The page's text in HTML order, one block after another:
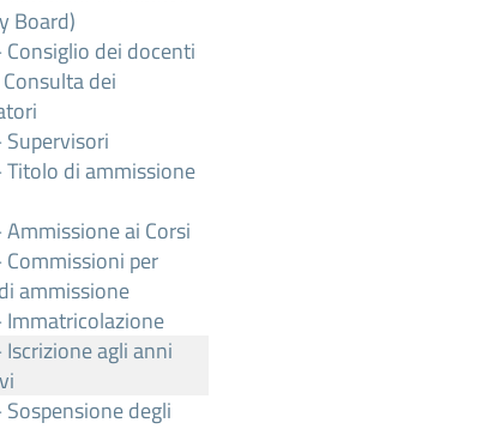
Board)
dei docenti
dei
di ammissione
ai Corsi
per
ammissione
Immatricolazione
agli anni
degli